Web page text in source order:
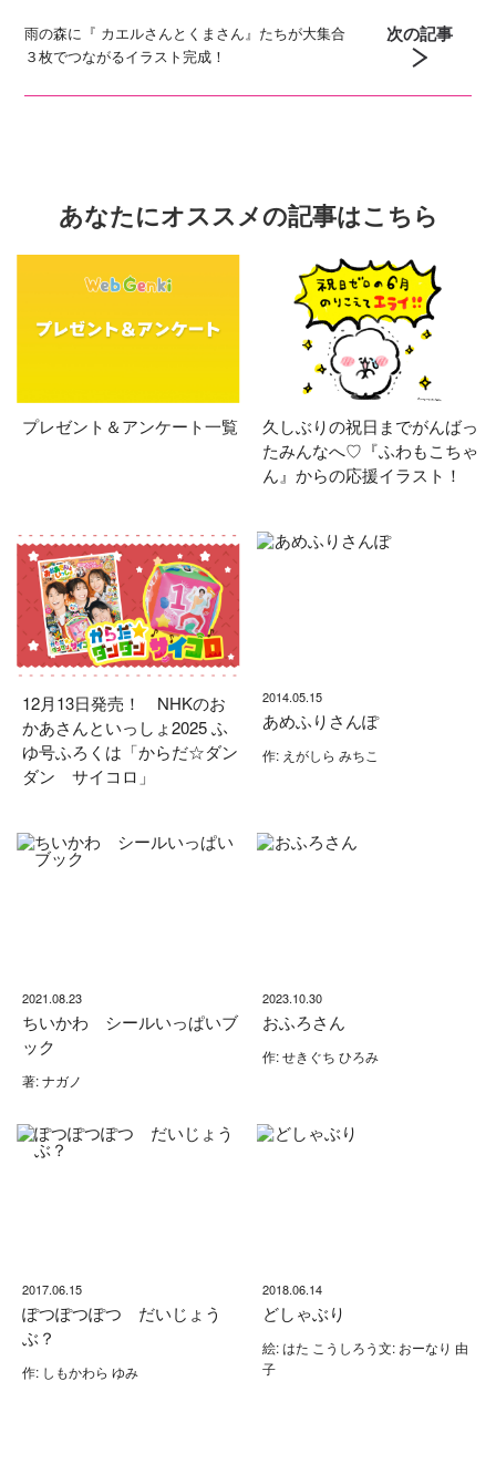
雨の森に『 カエルさんとくまさん』たちが大集合
３枚でつながるイラスト完成！
次の記事
あなたにオススメの記事はこちら
プレゼント＆アンケート一覧
久しぶりの祝日までがんばっ
たみんなへ♡『ふわもこちゃ
ん』からの応援イラスト！
12月13日発売！ NHKのお
かあさんといっしょ2025 ふ
ゆ号ふろくは「からだ☆ダン
ダン サイコロ」
2014.05.15
あめふりさんぽ
作: えがしら みちこ
2021.08.23
ちいかわ シールいっぱいブ
ック
著: ナガノ
2023.10.30
おふろさん
作: せきぐち ひろみ
2017.06.15
ぽつぽつぽつ だいじょう
ぶ？
作: しもかわら ゆみ
2018.06.14
どしゃぶり
絵: はた こうしろう文: おーなり 由
子